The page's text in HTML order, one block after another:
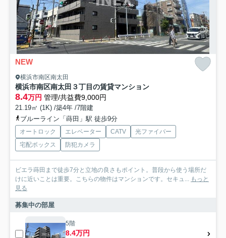
NEW
横浜市南区南太田
横浜市南区南太田３丁目の賃貸マンション
8.4万円 管理/共益費9,000円
21.19㎡ (1K) /築4年 /7階建
ブルーライン「蒔田」駅 徒歩9分
オートロック エレベーター CATV
光ファイバー
宅配ボックス
防犯カメラ
ビエラ蒔田まで徒歩7分と立地の良さもポイント。普段から使う場所だ
けに近いことは重要。こちらの物件はマンションです。セキュ... もっと
見る
募集中の部屋
5階
8.4万円